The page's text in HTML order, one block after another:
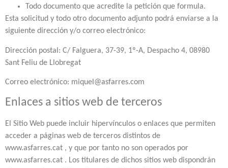
Todo documento que acredite la petición que formula.
Esta solicitud y todo otro documento adjunto podrá enviarse a la
siguiente dirección y/o correo electrónico:
Dirección postal: C/ Falguera, 37-39, 1º-A, Despacho 4, 08980
Sant Feliu de Llobregat
Correo electrónico: miquel@asfarres.com
Enlaces a sitios web de terceros
El Sitio Web puede incluir hipervínculos o enlaces que permiten
acceder a páginas web de terceros distintos de
www.asfarres.cat , y que por tanto no son operados por
www.asfarres.cat . Los titulares de dichos sitios web dispondrán